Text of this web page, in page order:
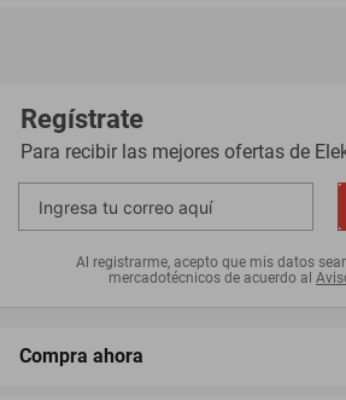
Regístrate
Para recibir las mejores ofertas de
Al registrarme, acepto que mis datos
mercadotécnicos de acuerdo al
Compra ahora